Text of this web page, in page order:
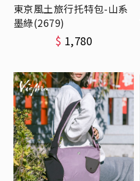
東京風土旅行托特包-山系
墨綠(2679)
$ 1,780